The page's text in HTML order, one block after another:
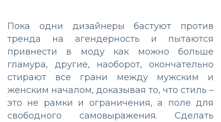
Пока одни дизайнеры бастуют против
тренда на агендерность и пытаются
привнести в моду как можно больше
гламура, другие, наоборот, окончательно
стирают все грани между мужским и
женским началом, доказывая то, что стиль –
это не рамки и ограничения, а поле для
свободного самовыражения. Сделать